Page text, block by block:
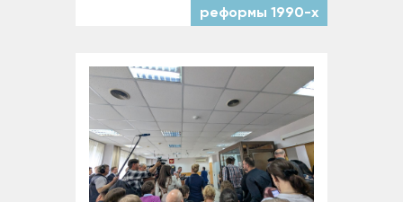
реформы 1990-х